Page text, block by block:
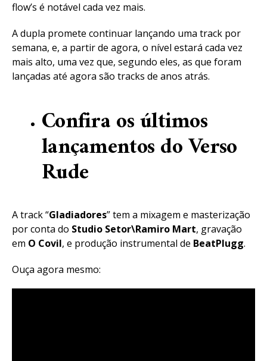
flow’s é notável cada vez mais.
A dupla promete continuar lançando uma track por
semana, e, a partir de agora, o nível estará cada vez
mais alto, uma vez que, segundo eles, as que foram
lançadas até agora são tracks de anos atrás.
Confira os últimos
lançamentos do Verso
Rude
A track “Gladiadores” tem a mixagem e masterização
por conta do Studio Setor\Ramiro Mart, gravação
em O Covil, e produção instrumental de BeatPlugg.
Ouça agora mesmo: